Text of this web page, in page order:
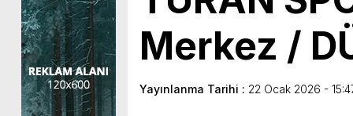
Merkez /
Yayınlanma Tarihi : 22 Ocak 2026 -